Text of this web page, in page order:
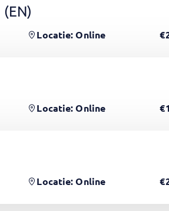
(EN)
Locatie: Online
Locatie: Online
Locatie: Online